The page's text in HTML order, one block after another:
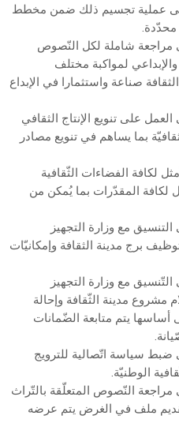
على عملية تجسيم ذلك ضمن مخطط
مراجعة شاملة لكل النّصوص
لمواكبة مختلف
صناعة واستثمارا في الإبداع
على تنويع الإنتاج الثقافي
بما يساهم في تنويع مصادر
لكافة الفضاءات الثّقافية
لكافة المقدّرات بما يُمكن من
مع وزارة التجهيز
برج مدينة الثقافة وإمكانيّات
مع وزارة التجهيز
مشروع مدينة الثّقافة وإحالة
أساسها يتم متابعة الضّمانات
ضبط سياسة اتّصالية للترويج
الوطنيّة.
مراجعة النّصوص المتعلّقة بالتّراث
ملف في الغرض يتم عرضه